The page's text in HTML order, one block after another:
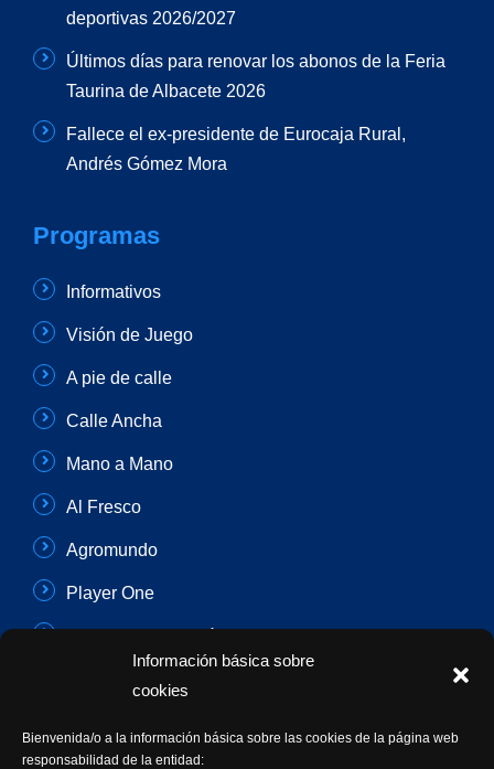
Información básica sobre
cookies
Bienvenida/o a la información básica sobre las cookies de la página web
responsabilidad de la entidad:
deportivas 2026/2027
Últimos días para renovar los abonos de la Feria
Taurina de Albacete 2026
Fallece el ex-presidente de Eurocaja Rural,
Andrés Gómez Mora
Programas
Informativos
Visión de Juego
A pie de calle
Calle Ancha
Mano a Mano
Al Fresco
Agromundo
Player One